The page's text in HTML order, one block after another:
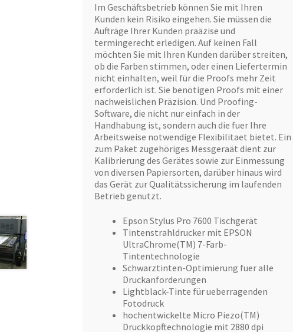
Im Geschäftsbetrieb können Sie mit Ihren
Kunden kein Risiko eingehen. Sie müssen die
Aufträge Ihrer Kunden praäzise und
termingerecht erledigen. Auf keinen Fall
möchten Sie mit Ihren Kunden darüber streiten,
ob die Farben stimmen, oder einen Liefertermin
nicht einhalten, weil für die Proofs mehr Zeit
erforderlich ist. Sie benötigen Proofs mit einer
nachweislichen Präzision. Und Proofing-
Software, die nicht nur einfach in der
Handhabung ist, sondern auch die fuer Ihre
Arbeitsweise notwendige Flexibilitaet bietet. Ein
zum Paket zugehöriges Messgeraät dient zur
Kalibrierung des Gerätes sowie zur Einmessung
von diversen Papiersorten, darüber hinaus wird
das Gerät zur Qualitätssicherung im laufenden
Betrieb genutzt.
Epson Stylus Pro 7600 Tischgerät
Tintenstrahldrucker mit EPSON
UltraChrome(TM) 7-Farb-
Tintentechnologie
Schwarztinten-Optimierung fuer alle
Druckanforderungen
Lightblack-Tinte für ueberragenden
Fotodruck
hochentwickelte Micro Piezo(TM)
Druckkopftechnologie mit 2880 dpi